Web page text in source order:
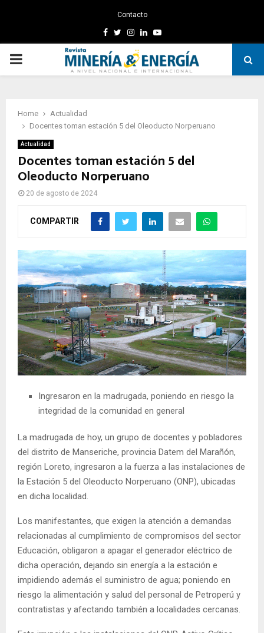
Contacto
Facebook
TwitterInstagram
LinkedinYoutube
PRIMARY
Home
Actualidad
Docentes toman estación 5 del Oleoducto Norperuano
Actualidad
Docentes toman estación 5 del
Oleoducto Norperuano
20 de agosto de 2024
COMPARTIR
Ingresaron en la madrugada, poniendo en riesgo la
integridad de la comunidad en general
La madrugada de hoy, un grupo de docentes y pobladores
del distrito de Manseriche, provincia Datem del Marañón,
región Loreto, ingresaron a la fuerza a las instalaciones de
la Estación 5 del Oleoducto Norperuano (ONP), ubicadas
en dicha localidad.
Los manifestantes, que exigen la atención a demandas
relacionadas al cumplimiento de compromisos del sector
Educación, obligaron a apagar el generador eléctrico de
dicha operación, dejando sin energía a la estación e
impidiendo además el suministro de agua; poniendo en
riesgo la alimentación y salud del personal de Petroperú y
contratistas y afectando también a localidades cercanas.